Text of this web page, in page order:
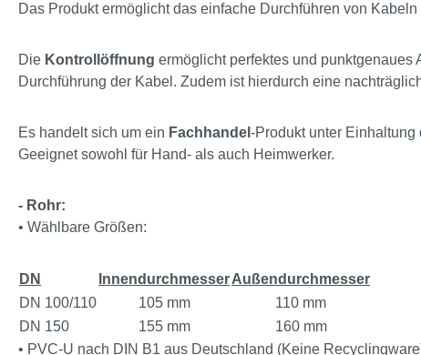
Das Produkt ermöglicht das einfache Durchführen von
Die Kontrollöffnung ermöglicht perfektes und punkt­genaues
Durchführung der Kabel. Zudem ist hierdurch eine
Es handelt sich um ein Fachhandel -Produkt unter Einhaltung
Geeignet sowohl für Hand- als auch Heimwerker.
- Rohr:
• Wählbare Größen:
DN InnendurchmesserAußendurchmesser
DN 100/110
105 mm
110 mm
DN 150
155 mm
160 mm
• PVC-U nach DIN B1 aus Deutschland (Keine